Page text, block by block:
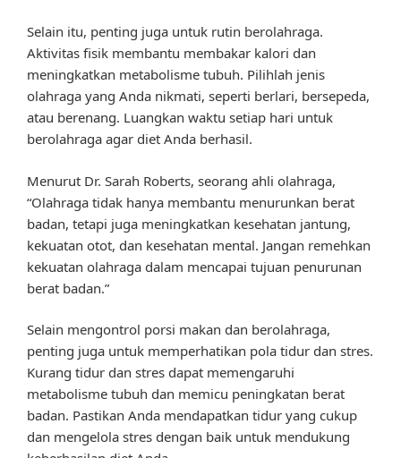
Selain itu, penting juga untuk rutin berolahraga.
Aktivitas fisik membantu membakar kalori dan
meningkatkan metabolisme tubuh. Pilihlah jenis
olahraga yang Anda nikmati, seperti berlari, bersepeda,
atau berenang. Luangkan waktu setiap hari untuk
berolahraga agar diet Anda berhasil.
Menurut Dr. Sarah Roberts, seorang ahli olahraga,
“Olahraga tidak hanya membantu menurunkan berat
badan, tetapi juga meningkatkan kesehatan jantung,
kekuatan otot, dan kesehatan mental. Jangan remehkan
kekuatan olahraga dalam mencapai tujuan penurunan
berat badan.”
Selain mengontrol porsi makan dan berolahraga,
penting juga untuk memperhatikan pola tidur dan stres.
Kurang tidur dan stres dapat memengaruhi
metabolisme tubuh dan memicu peningkatan berat
badan. Pastikan Anda mendapatkan tidur yang cukup
dan mengelola stres dengan baik untuk mendukung